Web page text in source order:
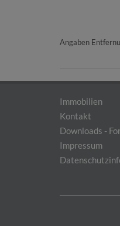
Angaben
Immobilien
Kontakt
Downloads -
Impressum